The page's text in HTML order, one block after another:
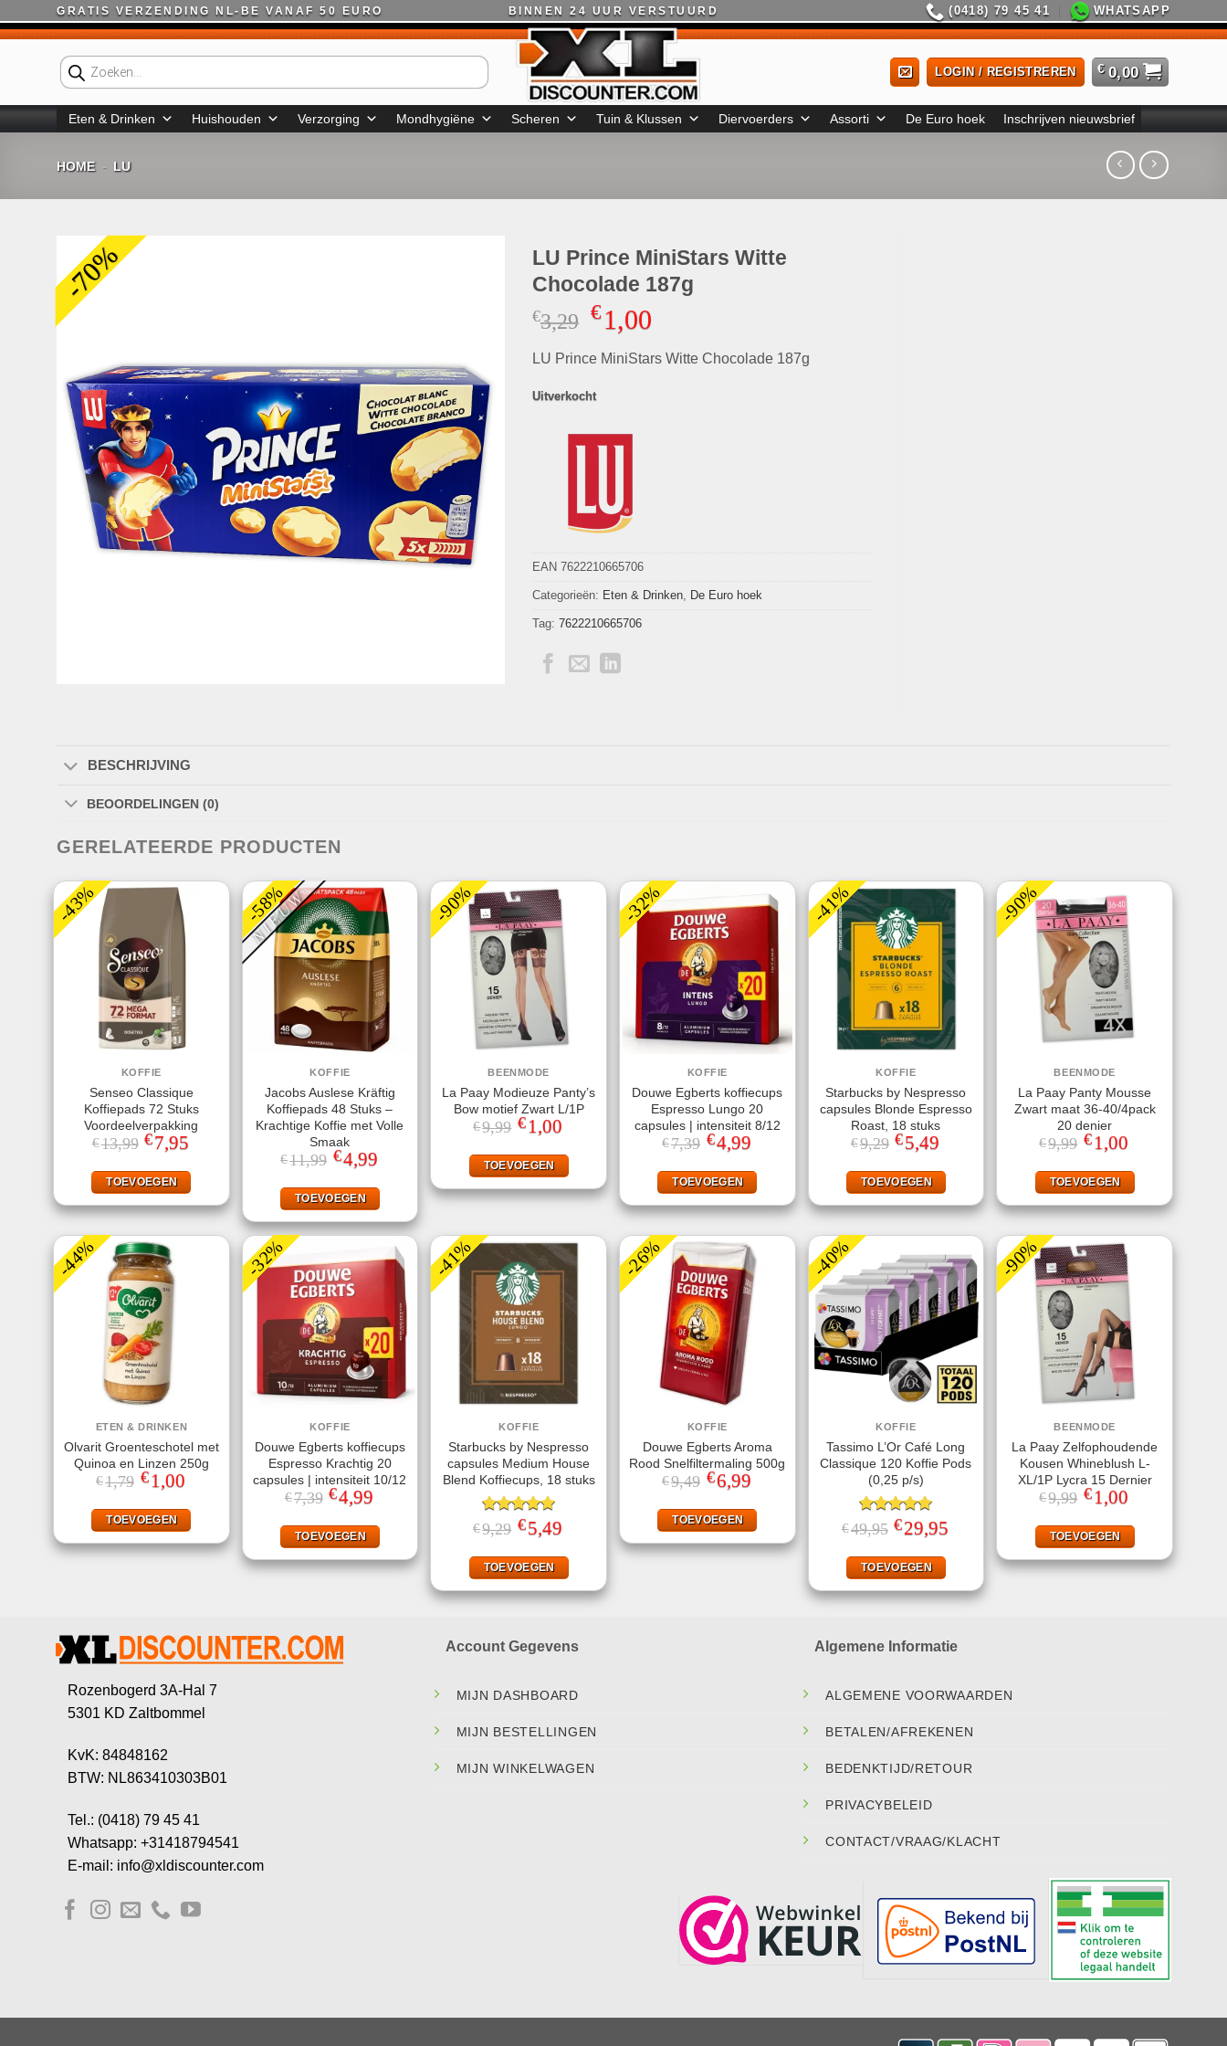
naar
GRATIS VERZENDING NL-BE VANAF 50 EURO BINNEN 24 UUR VERSTUURD (0418) 79 45 41 WHATSAPP
Producten
zoeken
LOGIN / REGISTREREN € 0,00
Eten & Drinken Huishouden Verzorging Mondhygiëne Scheren Tuin & Klussen Diervoerders Assorti De Euro hoek Inschrijven nieuwsbrief
HOME - LU
-70%
LU Prince MiniStars Witte
Chocolade 187g
€3,29 Oorspronkelijke
prijs
was:
€1,00Huidige
is:
LU Prince MiniStars Witte Chocolade 187g
Uitverkocht
EAN 7622210665706
Categorieën: Eten & Drinken, De Euro hoek
Tag: 7622210665706
BESCHRIJVING
BEOORDELINGEN (0)
GERELATEERDE PRODUCTEN
-43%
KOFFIE
Senseo Classique
Koffiepads 72 Stuks
Voordeelverpakking
€13,99 Oorspronkelijke
prijs
€13,99.
€7,95
€7,95.
TOEVOEGEN
-58%
NIEUW
KOFFIE
Jacobs Auslese Kräftig
Koffiepads 48 Stuks –
Krachtige Koffie met Volle
Smaak
€11,99 Oorspronkelijke
prijs
€11,99.
€4,99Huidige
€4,99.
TOEVOEGEN
-90%
BEENMODE
La Paay Modieuze Panty’s
Bow motief Zwart L/1P
€9,99 Oorspronkelijke
prijs
€9,99.
€ 1,00Huidige
€1,00.
TOEVOEGEN
-32%
KOFFIE
Douwe Egberts koffiecups
Espresso Lungo 20
capsules | intensiteit 8/12
€7,39 Oorspronkelijke
prijs
€7,39.
€4,99Huidige
€4,99.
TOEVOEGEN
-41%
KOFFIE
Starbucks by Nespresso
capsules Blonde Espresso
Roast, 18 stuks
€9,29 Oorspronkelijke
prijs
€9,29.
€5,49
€5,49.
TOEVOEGEN
-90%
BEENMODE
La Paay Panty Mousse
Zwart maat 36-40/4pack
20 denier
€9,99 Oorspronkelijke
prijs
€9,99.
€ 1,00Huidige
€1,00.
TOEVOEGEN
-44%
ETEN & DRINKEN
Olvarit Groenteschotel met
Quinoa en Linzen 250g
€1,79 Oorspronkelijke
prijs
€1,79.
€ 1,00Huidige
€1,00.
TOEVOEGEN
-32%
KOFFIE
Douwe Egberts koffiecups
Espresso Krachtig 20
capsules | intensiteit 10/12
€7,39 Oorspronkelijke
prijs
€7,39.
€4,99
€4,99.
TOEVOEGEN
-41%
KOFFIE
Starbucks by Nespresso
capsules Medium House
Blend Koffiecups, 18 stuks
Gewaardeerd
5.00uit 5
€9,29 Oorspronkelijke
prijs
€9,29.
€5,49Huidige
€5,49.
TOEVOEGEN
-26%
KOFFIE
Douwe Egberts Aroma
Rood Snelfiltermaling 500g
€9,49 Oorspronkelijke
prijs
€9,49.
€6,99Huidige
€6,99.
TOEVOEGEN
-40%
KOFFIE
Tassimo L’Or Café Long
Classique 120 Koffie Pods
(0,25 p/s)
Gewaardeerd
5.00uit 5
€49,95 Oorspronkelijke
prijs
€49,95.
€29,95
TOEVOEGEN
-90%
BEENMODE
La Paay Zelfophoudende
Kousen Whineblush L-
XL/1P Lycra 15 Dernier
€9,99 Oorspronkelijke
prijs
€9,99.
€ 1,00Huidige
€1,00.
TOEVOEGEN
Rozenbogerd 3A-Hal 7
5301 KD Zaltbommel
KvK: 84848162
BTW: NL863410303B01
Tel.: (0418) 79 45 41
Whatsapp: +31418794541
E-mail: info@xldiscounter.com
Account Gegevens
MIJN DASHBOARD
MIJN BESTELLINGEN
MIJN WINKELWAGEN
Algemene Informatie
ALGEMENE VOORWAARDEN
BETALEN/AFREKENEN
BEDENKTIJD/RETOUR
PRIVACYBELEID
CONTACT/VRAAG/KLACHT